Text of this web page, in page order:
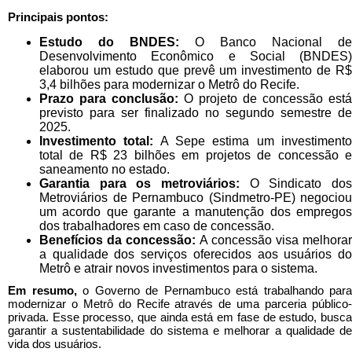
Principais pontos:
Estudo do BNDES: O Banco Nacional de
Desenvolvimento Econômico e Social (BNDES)
elaborou um estudo que prevê um investimento de R$
3,4 bilhões para modernizar o Metrô do Recife.
Prazo para conclusão: O projeto de concessão está
previsto para ser finalizado no segundo semestre de
2025.
Investimento total: A Sepe estima um investimento
total de R$ 23 bilhões em projetos de concessão e
saneamento no estado.
Garantia para os metroviários: O Sindicato dos
Metroviários de Pernambuco (Sindmetro-PE) negociou
um acordo que garante a manutenção dos empregos
dos trabalhadores em caso de concessão.
Benefícios da concessão: A concessão visa melhorar
a qualidade dos serviços oferecidos aos usuários do
Metrô e atrair novos investimentos para o sistema.
Em resumo,o Governo de Pernambuco está trabalhando para
modernizar o Metrô do Recife através de uma parceria público-
privada. Esse processo, que ainda está em fase de estudo, busca
garantir a sustentabilidade do sistema e melhorar a qualidade de
vida dos usuários.